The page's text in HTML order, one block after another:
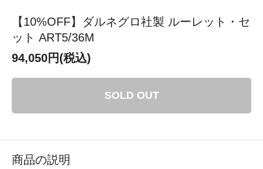
【10%OFF】ダルネグロ社製 ルーレット・セ
ット ART5/36M
94,050円(税込)
SOLD OUT
商品の説明